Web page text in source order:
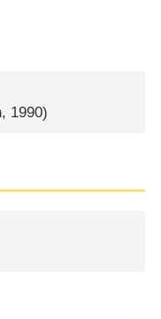
1990)